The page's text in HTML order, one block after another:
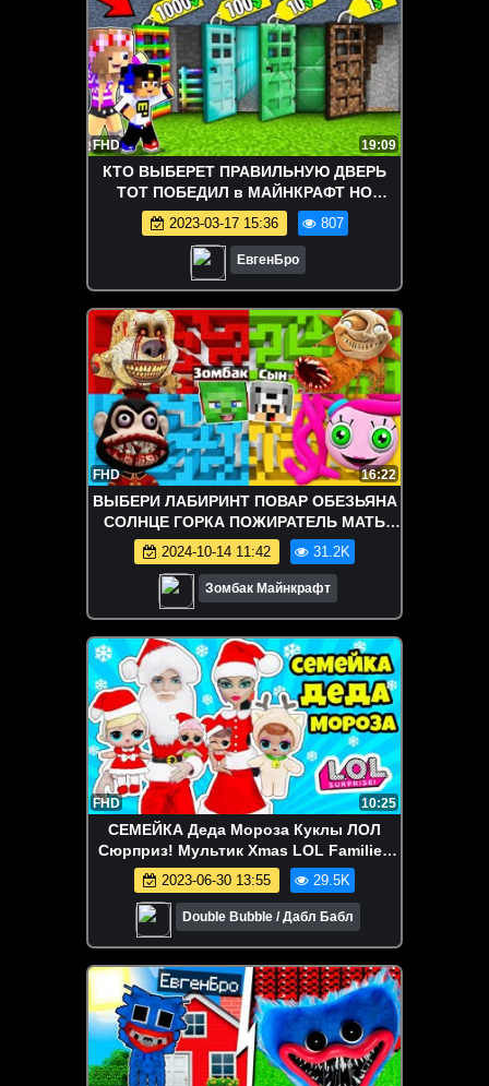
FHD 19:09
КТО ВЫБЕРЕТ ПРАВИЛЬНУЮ ДВЕРЬ
ТОТ ПОБЕДИЛ в МАЙНКРАФТ НО
ДЕВУШКА НУБ И ПРО ВИДЕО ТРОЛЛИНГ
MINECRAFT
2023-03-17 15:36 807
ЕвгенБро
FHD 16:22
ВЫБЕРИ ЛАБИРИНТ ПОВАР ОБЕЗЬЯНА
СОЛНЦЕ ГОРКА ПОЖИРАТЕЛЬ МАТЬ
ДЛИННЫЕ НОГИ ГОВОРЯЩИЙ БЕН В
МАЙНКРАФТ
2024-10-14 11:42 31.2K
Зомбак Майнкрафт
FHD 10:25
СЕМЕЙКА Деда Мороза Куклы ЛОЛ
Сюрприз! Мультик Xmas LOL Families
Surprise НОВОГОДНЯЯ ИСТОРИЯ
2023-06-30 13:55 29.5K
Double Bubble / Дабл Бабл